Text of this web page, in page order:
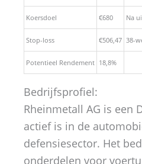
Koersdoel €680 Na
Stop-loss €506,47 38-
Potentieel Rendement 18,8%
Bedrijfsprofiel:
Rheinmetall AG is een
actief is in de
defensiesector. Het
onderdelen voor